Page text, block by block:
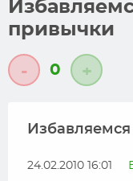
привычки
- 0 +
24.02.2010 16:01